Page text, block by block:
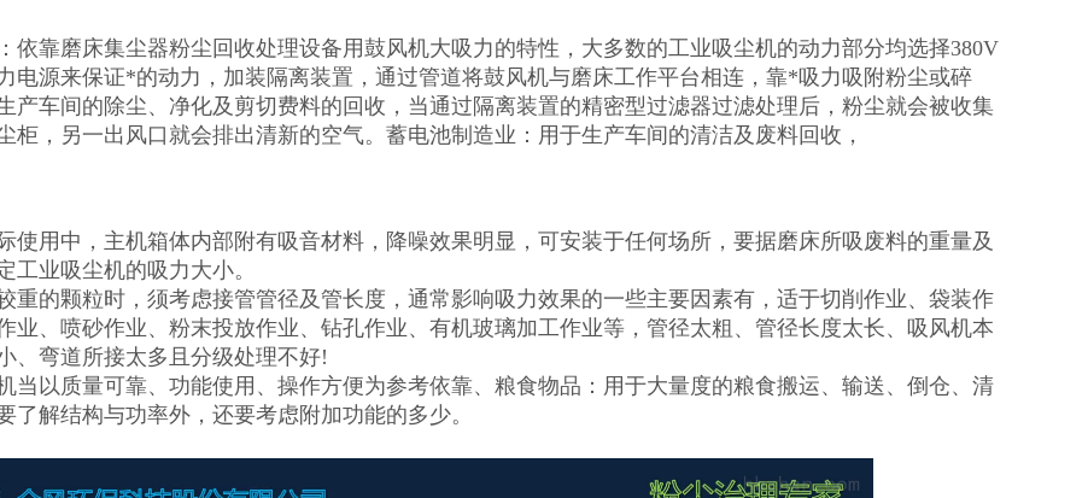
依靠磨床集尘器粉尘回收处理设备用鼓风机大吸力的特性，大多数的工业吸尘机的动力部分均选择380V
电源来保证*的动力，加装隔离装置，通过管道将鼓风机与磨床工作平台相连，靠*吸力吸附粉尘或碎
产车间的除尘、净化及剪切费料的回收，当通过隔离装置的精密型过滤器过滤处理后，粉尘就会被收集
柜，另一出风口就会排出清新的空气。蓄电池制造业：用于生产车间的清洁及废料回收，
使用中，主机箱体内部附有吸音材料，降噪效果明显，可安装于任何场所，要据磨床所吸废料的重量及
工业吸尘机的吸力大小。
重的颗粒时，须考虑接管管径及管长度，通常影响吸力效果的一些主要因素有，适于切削作业、袋装作
业、喷砂作业、粉末投放作业、钻孔作业、有机玻璃加工作业等，管径太粗、管径长度太长、吸风机本
、弯道所接太多且分级处理不好!
当以质量可靠、功能使用、操作方便为参考依靠、粮食物品：用于大量度的粮食搬运、输送、倒仓、清
了解结构与功率外，还要考虑附加功能的多少。